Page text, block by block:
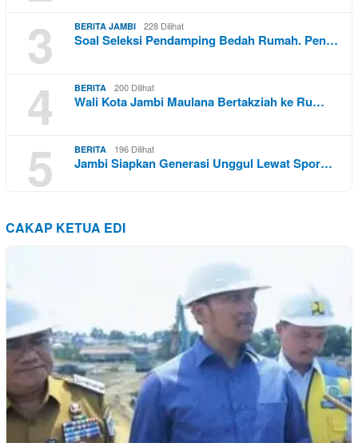
3
BERITA JAMBI 228 Dilihat
Soal Seleksi Pendamping Bedah Rumah. Pen…
4 BERITA 200 Dilihat
Wali Kota Jambi Maulana Bertakziah ke Ru…
5 BERITA 196 Dilihat
Jambi Siapkan Generasi Unggul Lewat Spor…
CAKAP KETUA EDI